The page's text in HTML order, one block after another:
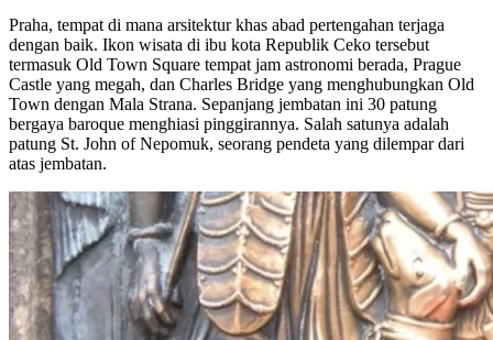
Praha, tempat di mana arsitektur khas abad pertengahan terjaga
dengan baik. Ikon wisata di ibu kota Republik Ceko tersebut
termasuk Old Town Square tempat jam astronomi berada, Prague
Castle yang megah, dan Charles Bridge yang menghubungkan Old
Town dengan Mala Strana. Sepanjang jembatan ini 30 patung
bergaya baroque menghiasi pinggirannya. Salah satunya adalah
patung St. John of Nepomuk, seorang pendeta yang dilempar dari
atas jembatan.